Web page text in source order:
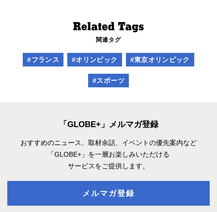
関連タグ
#フランス #オリンピック #東京オリンピック
#スポーツ
「GLOBE+」メルマガ登録
おすすめのニュース、取材余話、 イベントの優先案内など
「GLOBE+」を一層お楽しみいただける
サービスをご提供します。
メルマガ登録